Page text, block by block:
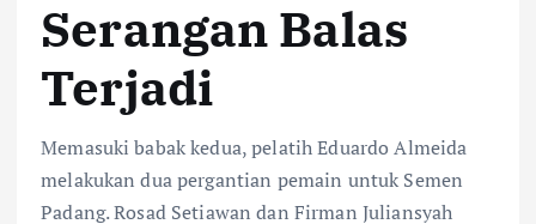
Serangan Balas
Terjadi
Memasuki babak kedua, pelatih Eduardo Almeida
melakukan dua pergantian pemain untuk Semen
Padang. Rosad Setiawan dan Firman Juliansyah